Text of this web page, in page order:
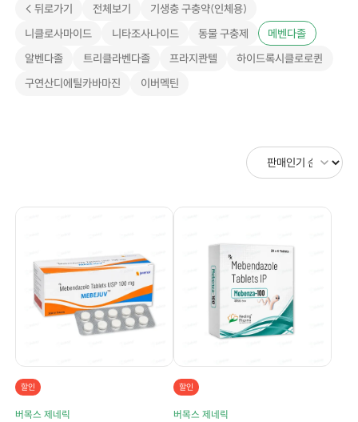
< 뒤로가기 전체보기
기생충 구충약(인체용)
니클로사마이드
니타조사나이드 동물 구충제
메벤다졸
알벤다졸
트리클라벤다졸 프라지콴텔
하이드록시클로로퀸
구연산디에틸카바마진
이버멕틴
할인
버목스 제네릭
할인
버목스 제네릭